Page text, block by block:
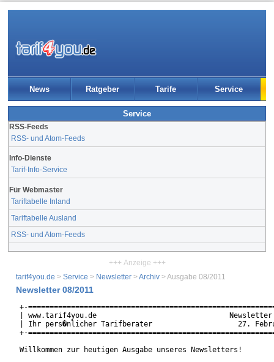
News Ratgeber Tarife Service
Service
RSS-Feeds
RSS- und Atom-Feeds
Info-Dienste
Tarif-Info-Service
Für Webmaster
Tariftabelle Inland
Tariftabelle Ausland
RSS- und Atom-Feeds
+++ Anzeige +++
tarif4you.de > Service > Newsletter >Archiv > Ausgabe 08/2011
Newsletter 08/2011
+-
| www.tarif4you.de                               Newsletter
| Ihr pers�nlicher Tarifberater                    27.
+-
Willkommen zur heutigen Ausgabe unseres Newsletters!